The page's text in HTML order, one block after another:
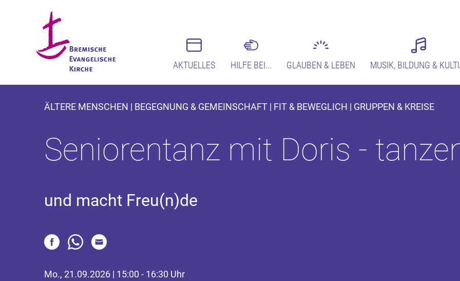
AKTUELLES HILFE BEI... GLAUBEN & LEBEN MUSIK, BILDUNG &
ÄLTERE MENSCHEN | BEGEGNUNG & GEMEINSCHAFT | FIT & BEWEGLICH | GRUPPEN & KREISE
Seniorentanz mit Doris -
und macht Freu(n)de
Mo., 21.09.2026 | 15:00 - 16:30 Uhr